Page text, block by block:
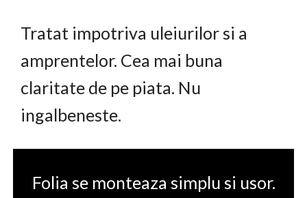
Tratat impotriva uleiurilor si a
amprentelor. Cea mai buna
claritate de pe piata. Nu
ingalbeneste.
Folia se monteaza simplu si usor.